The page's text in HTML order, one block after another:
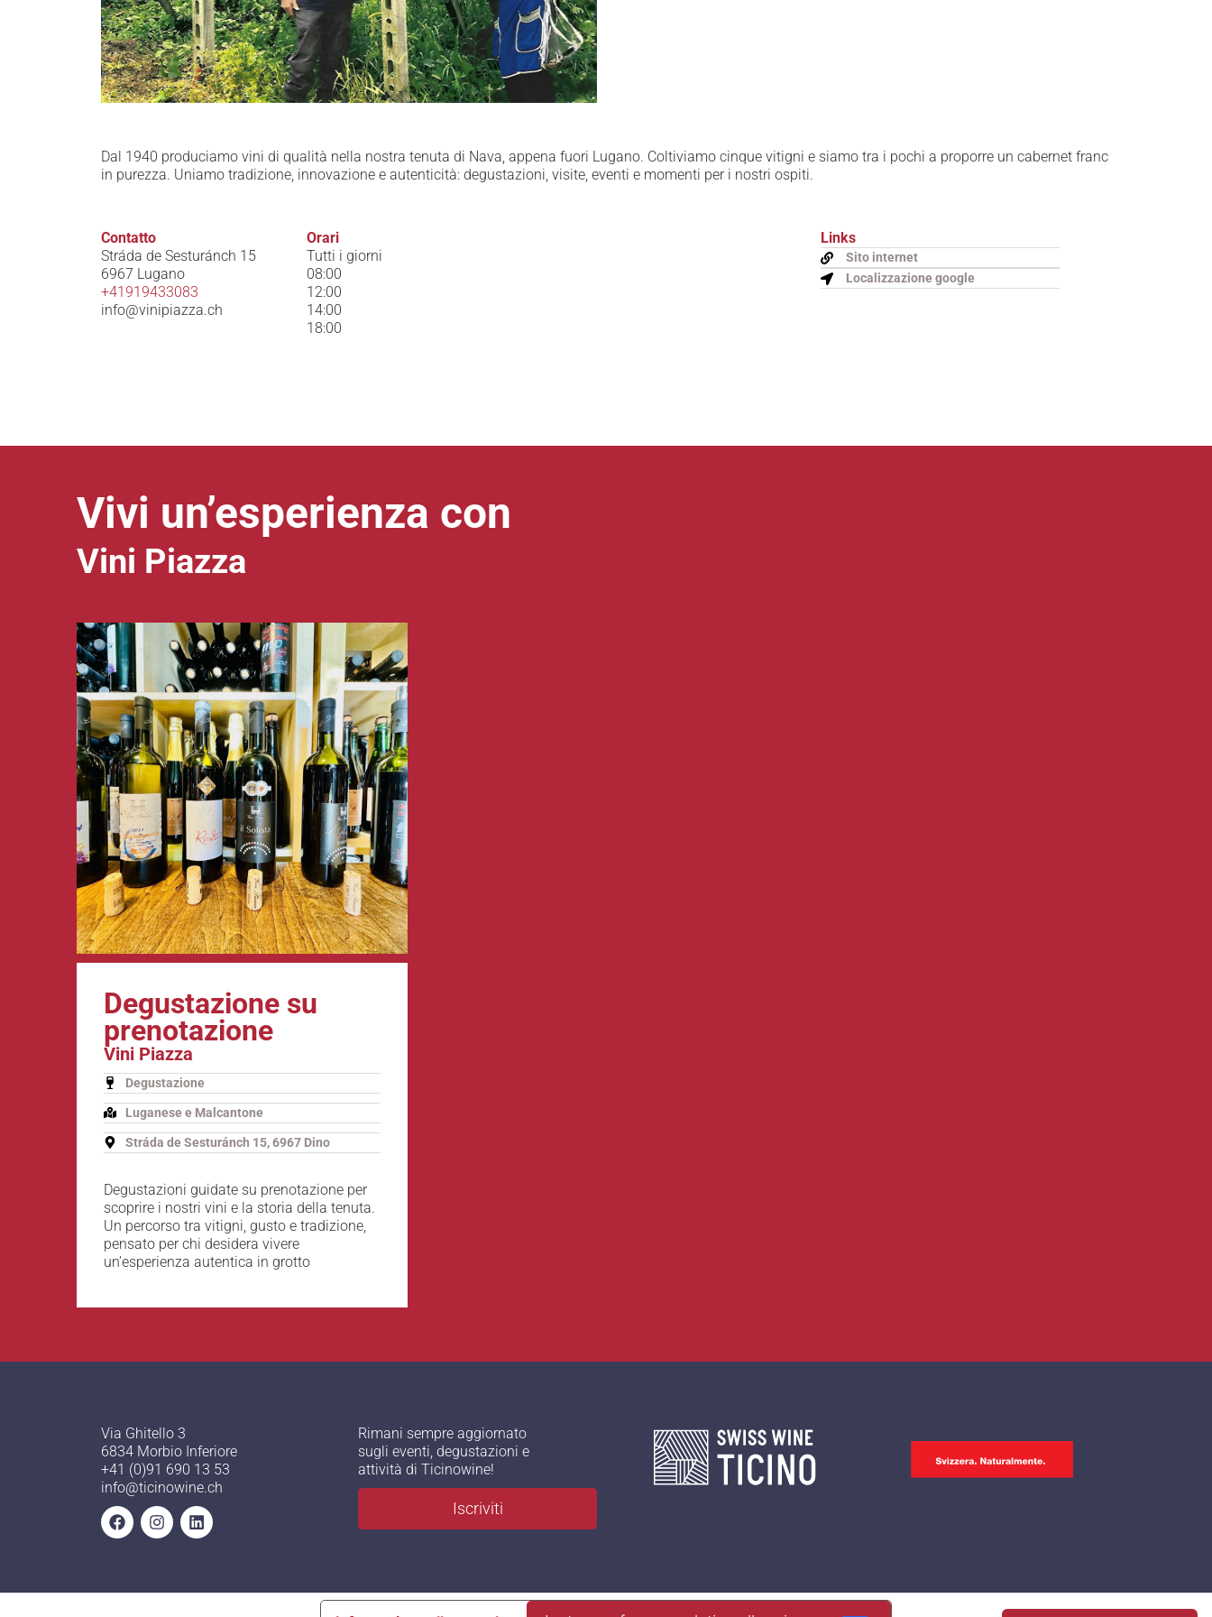
Dal 1940 produciamo vini di qualità nella nostra tenuta di Nava, appena fuori Lugano. Coltiviamo cinque vitigni e siamo tra i pochi a proporre un cabernet franc
in purezza. Uniamo tradizione, innovazione e autenticità: degustazioni, visite, eventi e momenti per i nostri ospiti.
Contatto
Stráda de Sesturánch 15
6967 Lugano
+41919433083
info@vinipiazza.ch
Orari
Tutti i giorni
08:00
12:00
14:00
18:00
Links
Sito internet
Localizzazione google
Vivi un’esperienza con
Vini Piazza
Degustazione su
prenotazione
Vini Piazza
Degustazione
Luganese e Malcantone
Stráda de Sesturánch 15, 6967 Dino
Degustazioni guidate su prenotazione per
scoprire i nostri vini e la storia della tenuta.
Un percorso tra vitigni, gusto e tradizione,
pensato per chi desidera vivere
un’esperienza autentica in grotto
Via Ghitello 3
6834 Morbio Inferiore
+41 (0)91 690 13 53
info@ticinowine.ch
Rimani sempre aggiornato
sugli eventi, degustazioni e
attività di Ticinowine!
Iscriviti